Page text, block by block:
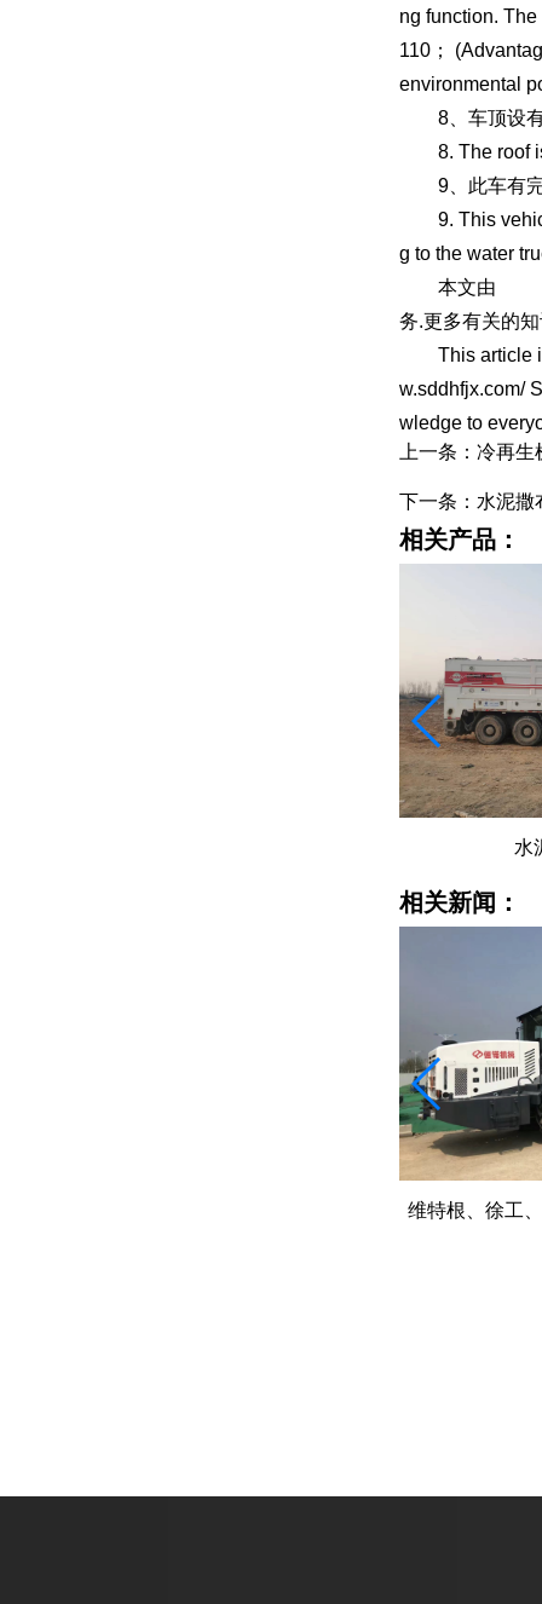
ng function.
110；
environmental
8、车顶设有
8. The roof is
9、此车有完
9. This vehicle
g to the water
本文由
务.更多有关的
This article is
w.sddhfjx.com/
wledge to
上一条：冷再生
下一条：水泥撒
相关产品：
水
相关新闻：
维特根、徐工